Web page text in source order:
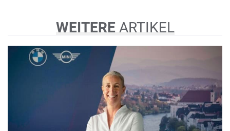
WEITEREARTIKEL